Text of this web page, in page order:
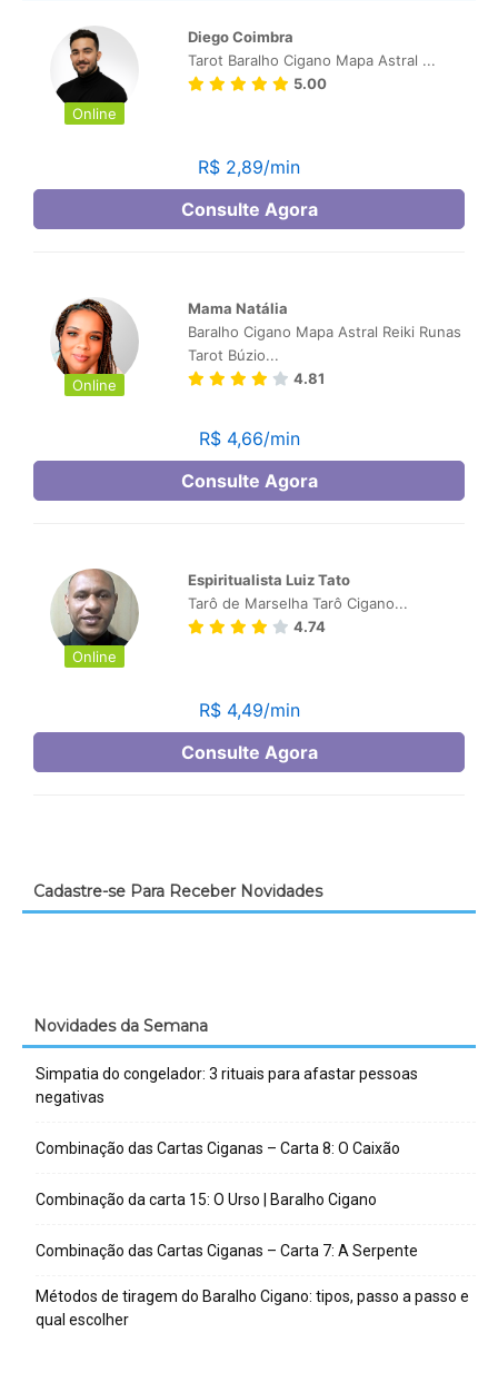
Cadastre-se Para Receber Novidades
Novidades da Semana
Simpatia do congelador: 3 rituais para afastar pessoas
negativas
Combinação das Cartas Ciganas – Carta 8: O Caixão
Combinação da carta 15: O Urso | Baralho Cigano
Combinação das Cartas Ciganas – Carta 7: A Serpente
Métodos de tiragem do Baralho Cigano: tipos, passo a passo e
qual escolher